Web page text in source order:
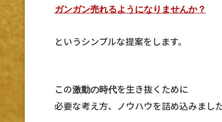
ガンガン売れるようになりませんか？
というシンプルな提案をします。
この激動の時代を生き抜くために
必要な考え方、ノウハウを詰め込みまし